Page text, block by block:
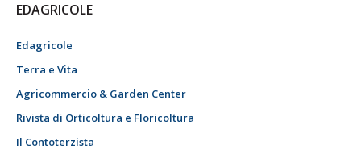
EDAGRICOLE
Edagricole
Terra e Vita
Agricommercio & Garden Center
Rivista di Orticoltura e Floricoltura
Il Contoterzista